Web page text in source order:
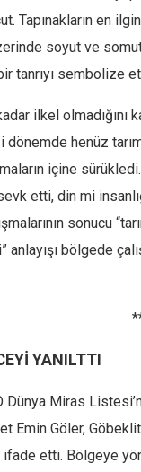
Tapınakların en
soyut ve
tanrıyı sembolize
ilkel
henüz
içine
sevk etti, din mi
sonucu
anlayışı bölgede
YANILTTI
Dünya Miras
Emin Göler,
ifade etti. Bölgeye